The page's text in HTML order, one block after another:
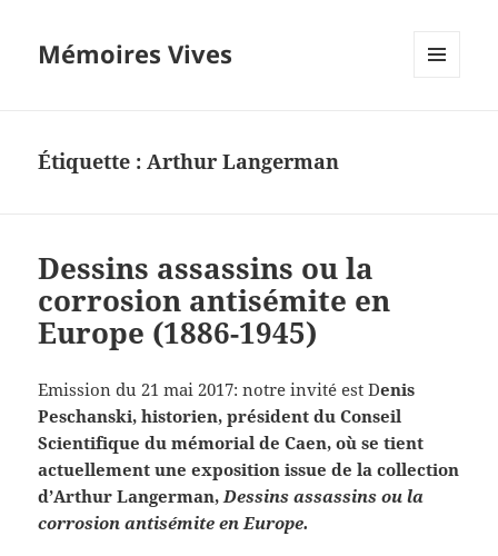
Mémoires Vives
Étiquette :Arthur Langerman
Dessins assassins ou la
corrosion antisémite en
Europe (1886-1945)
Emission du 21 mai 2017: notre invité est Denis
Peschanski, historien, président du Conseil
Scientifique du mémorial de Caen, où se tient
actuellement une exposition issue de la collection
d’Arthur Langerman,Dessins assassins ou la
corrosion antisémite en Europe.